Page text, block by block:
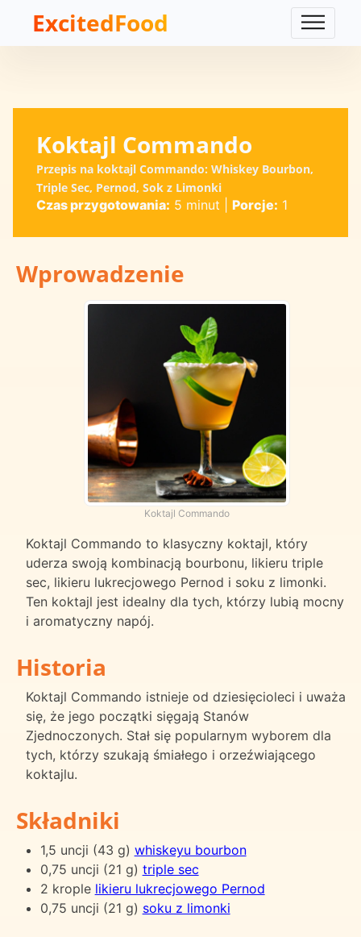
ExcitedFood
Koktajl Commando
Przepis na koktajl Commando: Whiskey Bourbon,
Triple Sec, Pernod, Sok z Limonki
Czas przygotowania: 5 minut Porcje: 1
Wprowadzenie
Koktajl Commando
Koktajl Commando to klasyczny koktajl, który
uderza swoją kombinacją bourbonu, likieru triple
sec, likieru lukrecjowego Pernod i soku z limonki.
Ten koktajl jest idealny dla tych, którzy lubią mocny
i aromatyczny napój.
Historia
Koktajl Commando istnieje od dziesięcioleci i uważa
się, że jego początki sięgają Stanów
Zjednoczonych. Stał się popularnym wyborem dla
tych, którzy szukają śmiałego i orzeźwiającego
koktajlu.
Składniki
1,5 uncji (43 g) whiskeyu bourbon
0,75 uncji (21 g) triple sec
2 krople likieru lukrecjowego Pernod
0,75 uncji (21 g) soku z limonki